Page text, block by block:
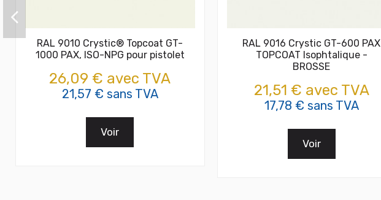
RAL 9010 Crystic® Topcoat GT-
1000 PAX, ISO-NPG pour pistolet
26,09 € avec TVA
21,57 € sans TVA
Voir
RAL 9016 Crystic GT-600 PAX
TOPCOAT Isophtalique -
BROSSE
21,51 € avec TVA
17,78 € sans TVA
Voir